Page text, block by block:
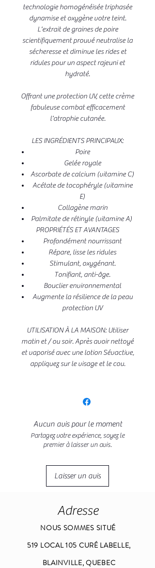
technologie homogénéisée triphasée
dynamise et oxygène votre teint.
L'extrait de graines de poire
scientifiquement prouvé neutralise la
sécheresse et diminue les rides et
ridules pour un aspect rajeuni et
hydraté.
Offrant une protection UV, cette crème
fabuleuse combat efficacement
l'atrophie cutanée.
LES INGRÉDIENTS PRINCIPAUX:
Poire
Gelée royale
Ascorbate de calcium (vitamine C)
Acétate de tocophéryle (vitamine
E)
Collagène marin
Palmitate de rétinyle (vitamine A)
PROPRIÉTÉS ET AVANTAGES
Profondément nourrissant
Répare, lisse les ridules
Stimulant, oxygénant.
Tonifiant, anti-âge.
Bouclier environnemental
Augmente la résilience de la peau
protection UV
UTILISATION À LA MAISON: Utiliser
matin et / ou soir. Après avoir nettoyé
et vaporisé avec une lotion Sévactive,
appliquez sur le visage et le cou.
Aucun avis pour le moment
Partagez votre expérience, soyez le
premier à laisser un avis.
Laisser un avis
Adresse
NOUS SOMMES SITUÉ
519 LOCAL 105 CURÉ LABELLE,
BLAINVILLE, QUEBEC